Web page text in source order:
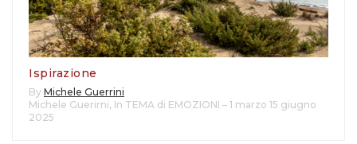
Ispirazione
By Michele Guerrini
Michele Guerirni, In TEMA di EMOZIONI – 1 marzo 15 giugno
2025